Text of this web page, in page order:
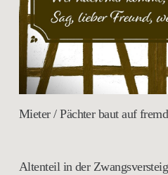
Mieter / Pächter baut auf
Altenteil in der